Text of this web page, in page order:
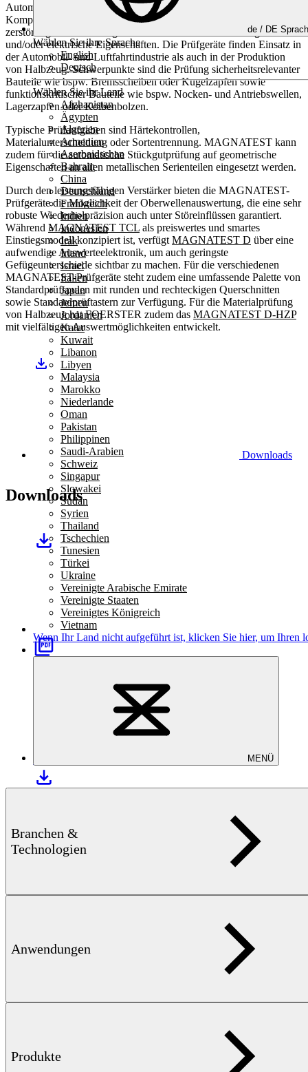
de / DE
Wählen Sie ihre Sprache
English
Deutsch
Wählen Sie ihr Land
Afghanistan
Ägypten
Algerien
Armenien
Aserbaidschan
Bahrain
China
Deutschland
Frankreich
Indien
Indonesien
Irak
Irland
Israel
Italien
Japan
Jemen
Jordanien
Katar
Kuwait
Libanon
Libyen
Malaysia
Marokko
Niederlande
Oman
Pakistan
Philippinen
Saudi-Arabien
Schweiz
Singapur
Slowakei
Sudan
Syrien
Thailand
Tschechien
Tunesien
Türkei
Ukraine
Vereinigte Arabische Emirate
Vereinigte Staaten
Vereinigtes Königreich
Vietnam
Wenn Ihr Land nicht aufgeführt ist, klicken Sie hier, um Ihren
MENÜ
Branchen &
Technologien
Anwendungen
Produkte
Automatisierte Härte- und Gefügeprüfung von metallischen
Komponenten.
Die Gerätegruppe MAGNATEST dient der
zerstörungsfreien Prüfung metallischer Werkstoffe auf magnetische
und/oder elektrische Eigenschaften. Die Prüfgeräte finden Einsatz in
der Automobil- und Luftfahrtindustrie als auch in der Produktion
von Halbzeug. Schwerpunkte sind die Prüfung sicherheitsrelevanter
Bauteile wie bspw. Bremsscheiben oder Kugelzapfen sowie
funktionskritischer Bauteile wie bspw. Nocken- und Antriebswellen,
Lagerzapfen oder Kolbenbolzen.
Typische Prüfaufgaben sind Härtekontrollen,
Materialunterscheidung oder Sortentrennung. MAGNATEST kann
zudem für die automatische Stückgutprüfung auf geometrische
Eigenschaften an allen metallischen Serienteilen eingesetzt werden.
Durch den leistungsfähigen Verstärker bieten die MAGNATEST-
Prüfgeräte die Möglichkeit der Oberwellenauswertung, die eine sehr
robuste Wiederholpräzision auch unter Störeinflüssen garantiert.
Während MAGNATEST TCL als preiswertes und smartes
Einstiegsmodell konzipiert ist, verfügt MAGNATEST D über eine
aufwendige Auswerteelektronik, um auch geringste
Gefügeunterschiede sichtbar zu machen. Für die verschiedenen
MAGNATEST-Prüfgeräte steht zudem eine umfassende Palette von
Standardprüfspulen mit runden und rechteckigen Querschnitten
sowie Standardprüftastern zur Verfügung. Für die Materialprüfung
von Halbzeug hat FOERSTER zudem das MAGNATEST D-HZP
mit vielfältigen Auswertmöglichkeiten entwickelt.
Downloads
Downloads